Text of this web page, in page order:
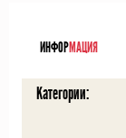
ИНФОРМАЦИЯ
Категории: